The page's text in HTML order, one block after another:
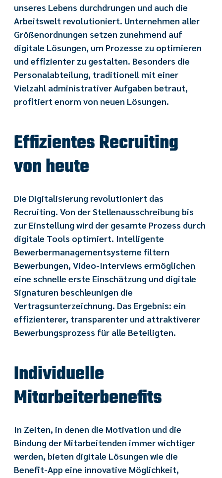
unseres Lebens durchdrungen und auch die
Arbeitswelt revolutioniert. Unternehmen aller
Größenordnungen setzen zunehmend auf
digitale Lösungen, um Prozesse zu optimieren
und effizienter zu gestalten. Besonders die
Personalabteilung, traditionell mit einer
Vielzahl administrativer Aufgaben betraut,
profitiert enorm von neuen Lösungen.
Effizientes Recruiting
von heute
Die Digitalisierung revolutioniert das
Recruiting. Von der Stellenausschreibung bis
zur Einstellung wird der gesamte Prozess durch
digitale Tools optimiert. Intelligente
Bewerbermanagementsysteme filtern
Bewerbungen, Video-Interviews ermöglichen
eine schnelle erste Einschätzung und digitale
Signaturen beschleunigen die
Vertragsunterzeichnung. Das Ergebnis: ein
effizienterer, transparenter und attraktiverer
Bewerbungsprozess für alle Beteiligten.
Individuelle
Mitarbeiterbenefits
In Zeiten, in denen die Motivation und die
Bindung der Mitarbeitenden immer wichtiger
werden, bieten digitale Lösungen wie die
Benefit-App eine innovative Möglichkeit,